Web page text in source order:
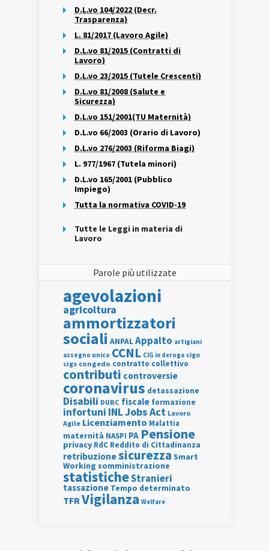
D.L.vo 104/2022 (Decr.
Trasparenza)
L. 81/2017 (Lavoro Agile)
D.L.vo 81/2015 (Contratti di
Lavoro)
D.L.vo 23/2015 (Tutele Crescenti)
D.L.vo 81/2008 (Salute e
Sicurezza)
D.L.vo 151/2001(TU Maternità)
D.L.vo 66/2003 (Orario di Lavoro)
D.L.vo 276/2003 (Riforma Biagi)
L. 977/1967 (Tutela minori)
D.L.vo 165/2001 (Pubblico
Impiego)
Tutta la normativa COVID-19
Tutte le Leggi in materia di
Lavoro
Parole più utilizzate
agevolazioni
agricoltura
ammortizzatori
sociali ANPALAppalto artigiani
assegno unico CCNL CIG in deroga cigo
cigs congedo contratto collettivo
contributi controversie
coronavirus detassazione
Disabili DURC fiscale formazione
infortuni INLJobs Act Lavoro
Agile Licenziamento Malattia
maternità NASPI PA Pensione
privacy RdC Reddito di Cittadinanza
retribuzionesicurezza Smart
Working somministrazione
statisticheStranieri
tassazione Tempo determinato
TFRVigilanza Welfare